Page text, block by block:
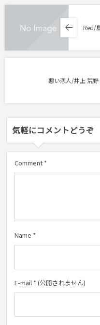
Red/
悪い恋人/井上 荒野
気軽にコメントどうぞ
Comment *
Name *
E-mail * (公開されません)